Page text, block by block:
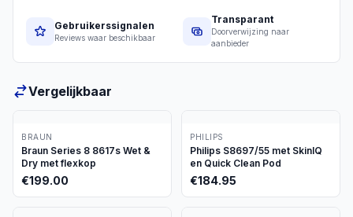
Gebruikerssignalen
Reviews waar beschikbaar
Transparant
Doorverwijzing naar
aanbieder
Vergelijkbaar
BRAUN
Braun Series 8 8617s Wet &
Dry met flexkop
€199.00
PHILIPS
Philips S8697/55 met SkinIQ
en Quick Clean Pod
€184.95